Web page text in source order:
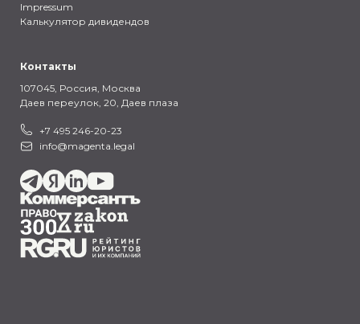
Impressum
Калькулятор дивидендов
Контакты
107045, Россия, Москва
Даев переулок, 20, Даев плаза
+7 495 246-20-23
info@magenta.legal